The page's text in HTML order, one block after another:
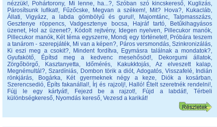
nézzük!, Pohártorony, Mi lenne, ha...?,Szóban szó kincskereső, Kuglizás,
Párosítsunk lufikat!, Fűzőcske, Megvan a székem!, Mit? Hova?, Kukacláb,
Állati,Vigyázz, a labda gömbölyű és gurul!, Majomtánc, Talpmasszázs,
Gesztenye röppencs, Vadgesztenye bocsa, Hajráf tartó,
Betűkihagyásos
üzenet, Hol az üzenet?, Kódolt rejtvény, Idegen nyelven, Pillecukor manók,
Pillecukor manók, Két téma egyszerre, Mondj egy történetet!, Próbára teszem
a tanárom - szerepjáték, Mi van a képen?, Páros versmondás,Szinkronizálás,
Ki eszi meg a csokit?, Mindent fordítva, Egymásra találnak a mondatok?,
Gyufakötő, Építsd meg a kedvenc mesehősöd!, Dekorgumi állatok,
Zörgőbörgő, Kasztanyetta, Időmérés, Kakukktojás, Az elveszett kalap,
Megnémultál?,Szardíniás, Dombon törik a diót, Adogatós, Visszafelé, Indián
rönkjárás, Bogárka, Két gyermeknek négy a keze, Diók a kosárban,
Szerencsedió, Építs fakanállal!, Írj és rajzolj!, Halló! Ételt szeretnék rendelni!,
Fújj le egy kártyát!, Fejezd be a rajzot!, Fújd a labdát!,Térbeli
különbségkereső, Nyomdás kereső, Vezesd a karikát!